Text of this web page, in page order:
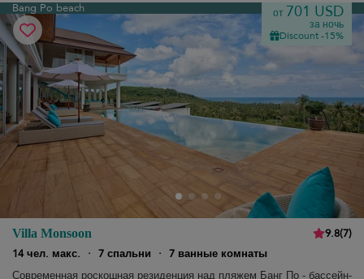
Bang Po beach от 701 USD
за ночь
Discount -15%
Villa Monsoon 9.8(7)
14 чел. макс.
· 7 спальни · 7 ванные комнаты
Современная роскошная резиденция над пляжем Банг По - бассейн-